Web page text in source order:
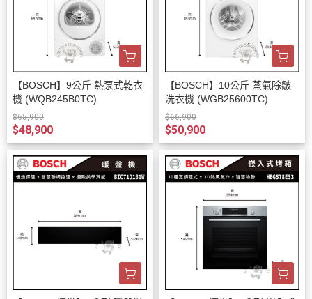
【BOSCH】9公斤 熱泵式乾衣
機 (WQB245B0TC)
$65,900
$48,900
【BOSCH】10公斤 蒸氣除皺
洗衣機 (WGB25600TC)
$66,900
$50,900